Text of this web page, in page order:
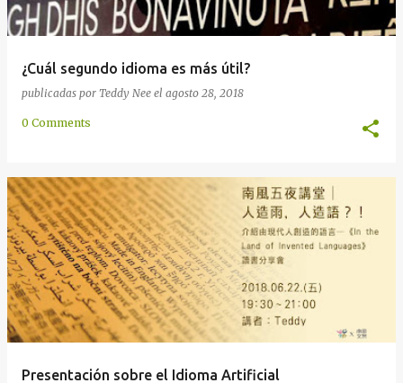
¿Cuál segundo idioma es más útil?
publicadas por Teddy Nee el agosto 28, 2018
0 Comments
Presentación sobre el Idioma Artificial